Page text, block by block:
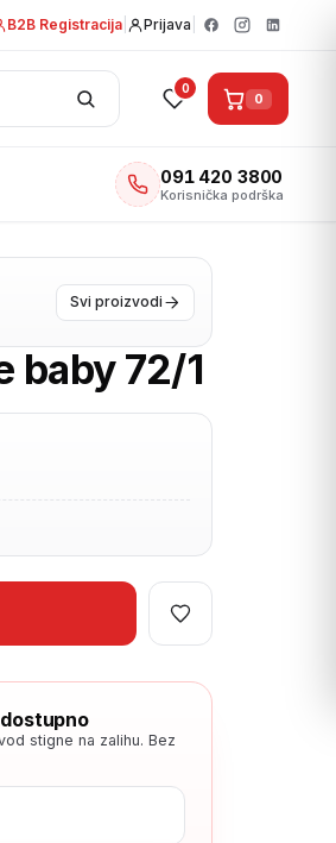
B2B Registracija Prijava
0
0
091 420 3800
Korisnička podrška
Svi proizvodi
baby 72/1
stigne na zalihu. Bez